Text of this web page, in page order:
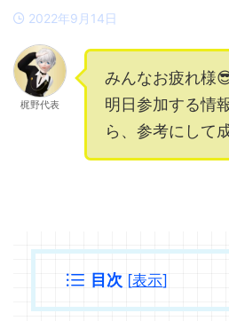
2022年9月14日
梶野代表
みんなお疲れ様
明日参加する情
ら、参考にして
目次 [表示]